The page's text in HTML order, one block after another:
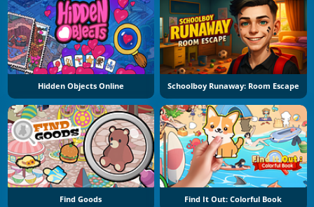
Hidden Objects Online Schoolboy Runaway: Room Escape
Find Goods Find It Out: Colorful Book